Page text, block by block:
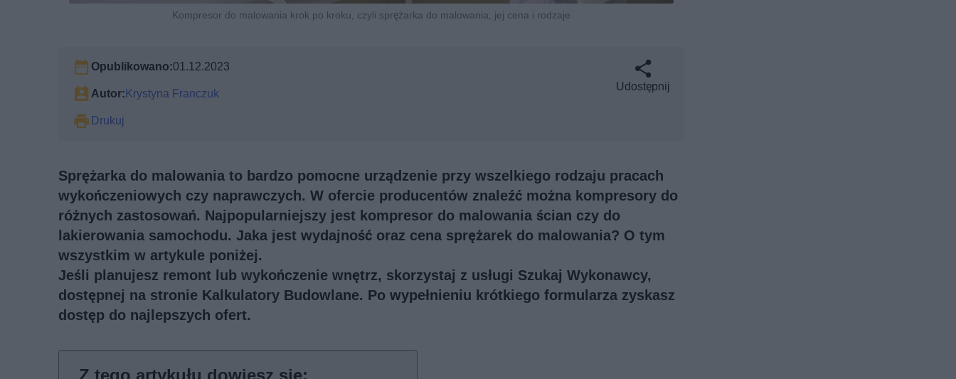
Kompresor do malowania krok po kroku, czyli sprężarka do malowania, jej cena i rodzaje
Opublikowano:01.12.2023
Autor:Krystyna Franczuk
Drukuj
Udostępnij
Sprężarka do malowania to bardzo pomocne urządzenie przy wszelkiego rodzaju pracach
wykończeniowych czy naprawczych. W ofercie producentów znaleźć można kompresory do
różnych zastosowań. Najpopularniejszy jest kompresor do malowania ścian czy do
lakierowania samochodu. Jaka jest wydajność oraz cena sprężarek do malowania? O tym
wszystkim w artykule poniżej.
Jeśli planujesz remont lub wykończenie wnętrz, skorzystaj z usługi Szukaj Wykonawcy,
dostępnej na stronie Kalkulatory Budowlane. Po wypełnieniu krótkiego formularza zyskasz
dostęp do najlepszych ofert.